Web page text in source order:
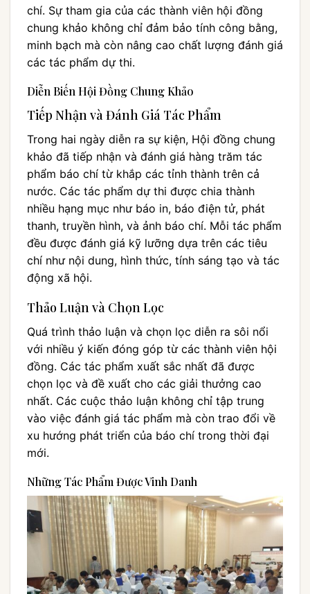
chí. Sự tham gia của các thành viên hội đồng
chung khảo không chỉ đảm bảo tính công bằng,
minh bạch mà còn nâng cao chất lượng đánh giá
các tác phẩm dự thi.
Diễn Biến Hội Đồng Chung Khảo
Tiếp Nhận và Đánh Giá Tác Phẩm
Trong hai ngày diễn ra sự kiện, Hội đồng chung
khảo đã tiếp nhận và đánh giá hàng trăm tác
phẩm báo chí từ khắp các tỉnh thành trên cả
nước. Các tác phẩm dự thi được chia thành
nhiều hạng mục như báo in, báo điện tử, phát
thanh, truyền hình, và ảnh báo chí. Mỗi tác phẩm
đều được đánh giá kỹ lưỡng dựa trên các tiêu
chí như nội dung, hình thức, tính sáng tạo và tác
động xã hội.
Thảo Luận và Chọn Lọc
Quá trình thảo luận và chọn lọc diễn ra sôi nổi
với nhiều ý kiến đóng góp từ các thành viên hội
đồng. Các tác phẩm xuất sắc nhất đã được
chọn lọc và đề xuất cho các giải thưởng cao
nhất. Các cuộc thảo luận không chỉ tập trung
vào việc đánh giá tác phẩm mà còn trao đổi về
xu hướng phát triển của báo chí trong thời đại
mới.
Những Tác Phẩm Được Vinh Danh